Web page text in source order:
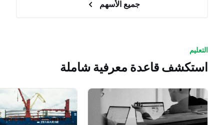
جميع الأسهم
التعليم
استكشف قاعدة معرفية شاملة